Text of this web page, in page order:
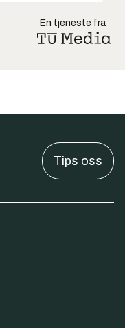
En tjeneste fra
Tips oss